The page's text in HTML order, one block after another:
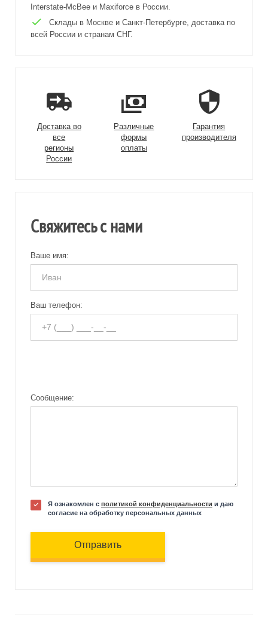
Interstate-McBee и Maxiforce в России.
Склады в Москве и Санкт-Петербурге, доставка по
всей России и странам СНГ.
Доставка во
все
регионы
России
Различные
формы
оплаты
Гарантия
производителя
Свяжитесь с нами
Ваше имя:
Ваш телефон:
Сообщение:
Я ознакомлен с политикой конфиденциальности и даю
согласие на обработку персональных данных
Отправить